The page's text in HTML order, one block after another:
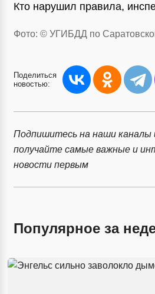
Кто нарушил правила,
Фото: © УГИБДД по
Поделиться
новостью:
Подпишитесь на наши каналы
получайте самые важные и
новости первым
Популярное за